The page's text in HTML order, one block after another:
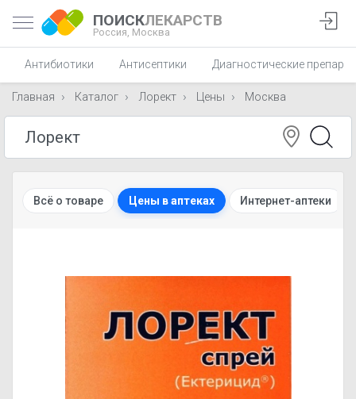
ПОИСКЛЕКАРСТВ
Россия, Москва
Антибиотики Антисептики Диагностические
Главная Каталог Лорект Цены Москва
Всё о товаре Цены в аптеках Интернет-аптеки